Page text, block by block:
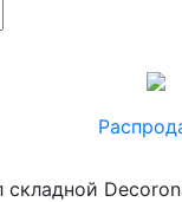
складной